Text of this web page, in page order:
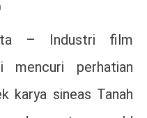
– Industri film
mencuri perhatian
karya sineas Tanah